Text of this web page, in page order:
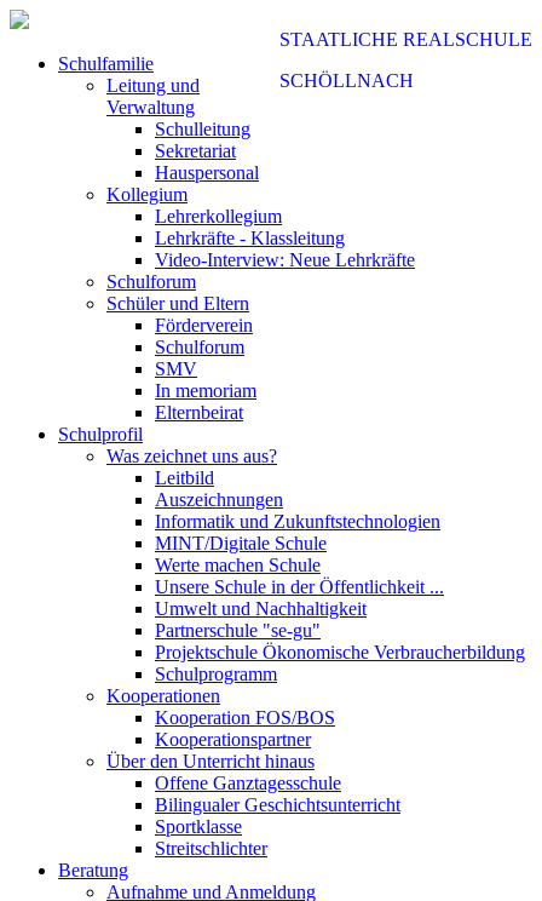
STAATLICHE REALSCHULE
SCHÖLLNACH
Schulfamilie
Leitung und
Verwaltung
Schulleitung
Sekretariat
Hauspersonal
Kollegium
Lehrerkollegium
Lehrkräfte - Klassleitung
Video-Interview: Neue Lehrkräfte
Schulforum
Schüler und Eltern
Förderverein
Schulforum
SMV
In memoriam
Elternbeirat
Schulprofil
Was zeichnet uns aus?
Leitbild
Auszeichnungen
Informatik und Zukunftstechnologien
MINT/Digitale Schule
Werte machen Schule
Unsere Schule in der Öffentlichkeit ...
Umwelt und Nachhaltigkeit
Partnerschule "se-gu"
Projektschule Ökonomische Verbraucherbildung
Schulprogramm
Kooperationen
Kooperation FOS/BOS
Kooperationspartner
Über den Unterricht hinaus
Offene Ganztagesschule
Bilingualer Geschichtsunterricht
Sportklasse
Streitschlichter
Beratung
Aufnahme und Anmeldung